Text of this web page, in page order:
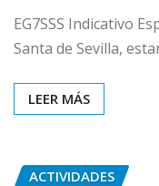
EG7SSS Indicativo
Santa de Sevilla,
LEER MÁS
ACTIVIDADES